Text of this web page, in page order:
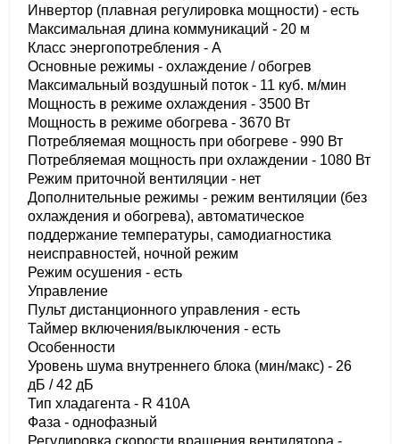
Инвертор (плавная регулировка мощности) - есть
Максимальная длина коммуникаций - 20 м
Класс энергопотребления - A
Основные режимы - охлаждение / обогрев
Максимальный воздушный поток - 11 куб. м/мин
Мощность в режиме охлаждения - 3500 Вт
Мощность в режиме обогрева - 3670 Вт
Потребляемая мощность при обогреве - 990 Вт
Потребляемая мощность при охлаждении - 1080 Вт
Режим приточной вентиляции - нет
Дополнительные режимы - режим вентиляции (без
охлаждения и обогрева), автоматическое
поддержание температуры, самодиагностика
неисправностей, ночной режим
Режим осушения - есть
Управление
Пульт дистанционного управления - есть
Таймер включения/выключения - есть
Особенности
Уровень шума внутреннего блока (мин/макс) - 26
дБ / 42 дБ
Тип хладагента - R 410A
Фаза - однофазный
Регулировка скорости вращения вентилятора -